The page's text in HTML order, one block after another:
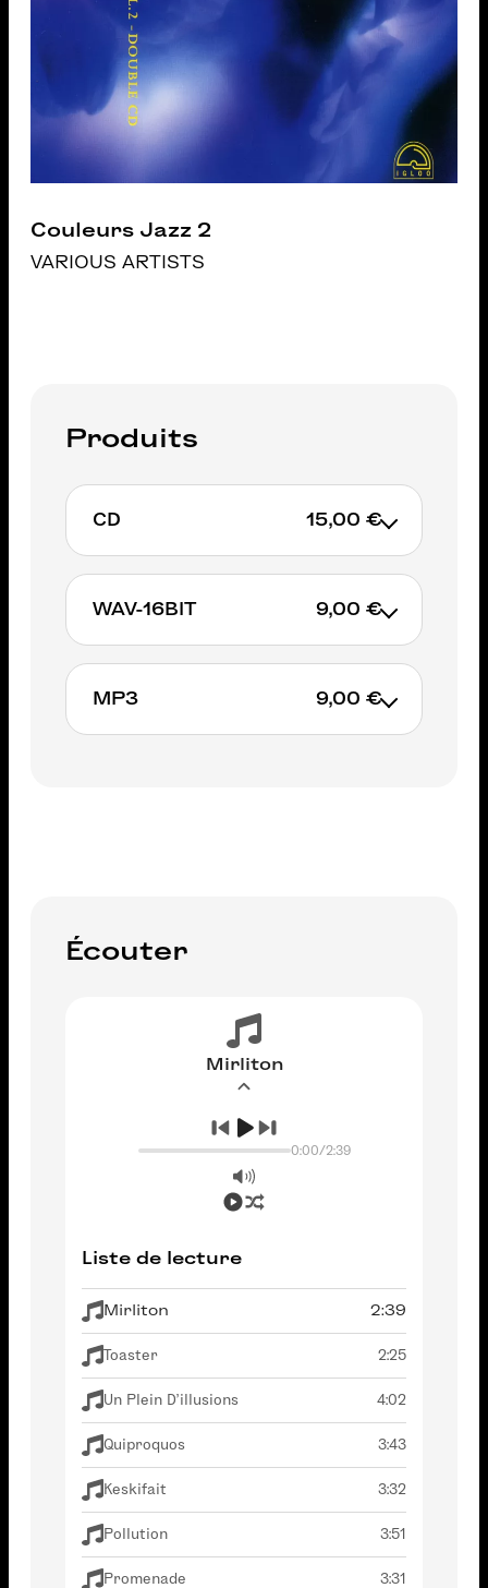
Couleurs Jazz 2
VARIOUS ARTISTS
Produits
CD 15,00 €
AJOUTER AU PANIER
WAV-16BIT 9,00 €
AJOUTER AU PANIER
MP3 9,00 €
Écouter
Mirliton
0:00/2:39
Liste de lecture
Mirliton 2:39
Toaster 2:25
Un Plein D'illusions 4:02
Quiproquos 3:43
Keskifait 3:32
Pollution 3:51
Promenade 3:31